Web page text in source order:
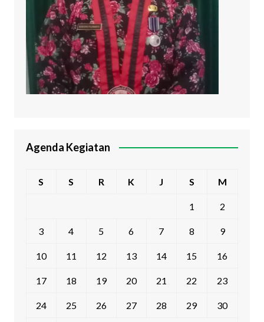
Agenda Kegiatan
S S R K J S M
1 2
3 4 5 6 7 8 9
10 11 12 13 14 15 16
17 18 19 20 21 22 23
24 25 26 27 28 29 30